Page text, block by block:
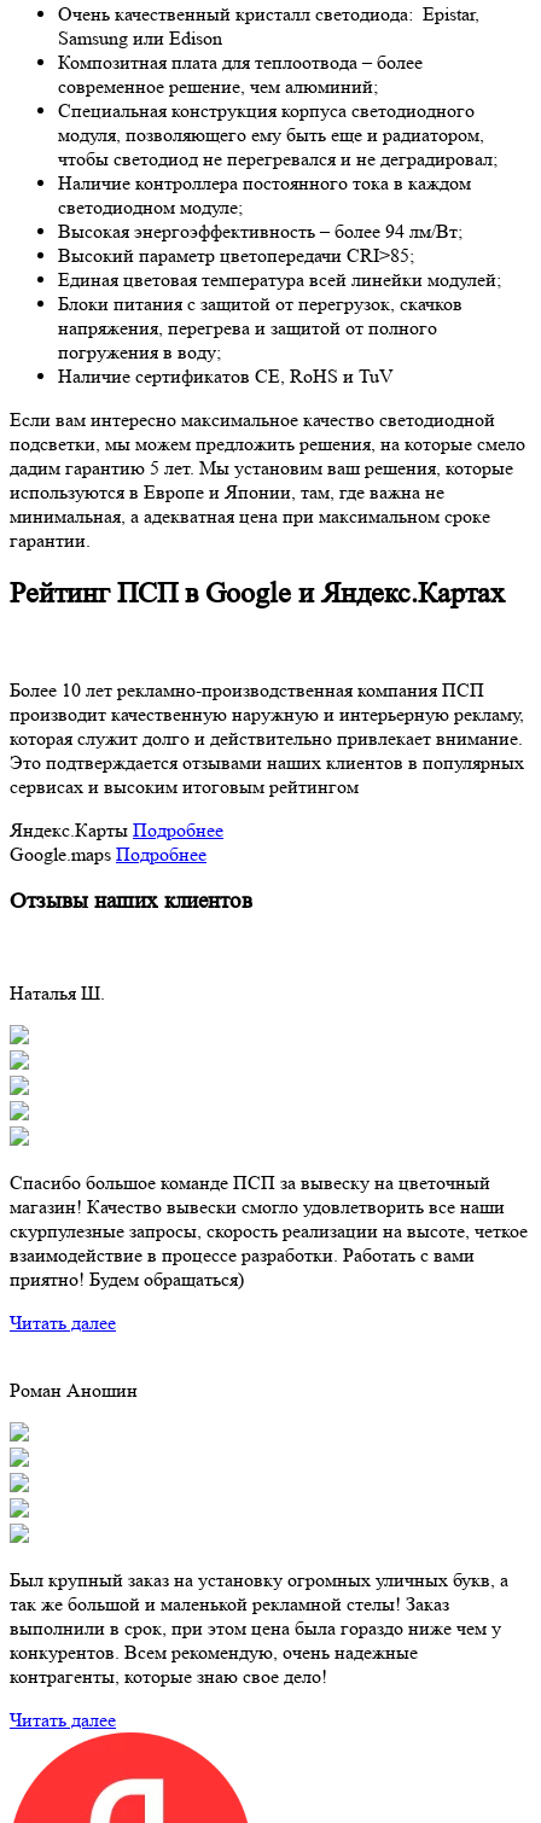
Очень качественный кристалл светодиода: Epistar,
Samsung или Edison
Композитная плата для теплоотвода – более
современное решение, чем алюминий;
Специальная конструкция корпуса светодиодного
модуля, позволяющего ему быть еще и радиатором,
чтобы светодиод не перегревался и не деградировал;
Наличие контроллера постоянного тока в каждом
светодиодном модуле;
Высокая энергоэффективность – более 94 лм/Вт;
Высокий параметр цветопередачи CRI>85;
Единая цветовая температура всей линейки модулей;
Блоки питания с защитой от перегрузок, скачков
напряжения, перегрева и защитой от полного
погружения в воду;
Наличие сертификатов CE, RoHS и TuV
Если вам интересно максимальное качество светодиодной
подсветки, мы можем предложить решения, на которые смело
дадим гарантию 5 лет. Мы установим ваш решения, которые
используются в Европе и Японии, там, где важна не
минимальная, а адекватная цена при максимальном сроке
гарантии.
Рейтинг ПСП в Google и Яндекс.Картах
Более 10 лет рекламно-производственная компания ПСП
производит качественную наружную и интерьерную рекламу,
которая служит долго и действительно привлекает внимание.
Это подтверждается отзывами наших клиентов в популярных
сервисах и высоким итоговым рейтингом
Яндекс.Карты Подробнее
Google.maps Подробнее
Отзывы наших клиентов
Наталья Ш.
Спасибо большое команде ПСП за вывеску на цветочный
магазин! Качество вывески смогло удовлетворить все наши
скурпулезные запросы, скорость реализации на высоте, четкое
взаимодействие в процессе разработки. Работать с вами
приятно! Будем обращаться)
Читать далее
Роман Аношин
Был крупный заказ на установку огромных уличных букв, а
так же большой и маленькой рекламной стелы! Заказ
выполнили в срок, при этом цена была гораздо ниже чем у
конкурентов. Всем рекомендую, очень надежные
контрагенты, которые знаю свое дело!
Читать далее